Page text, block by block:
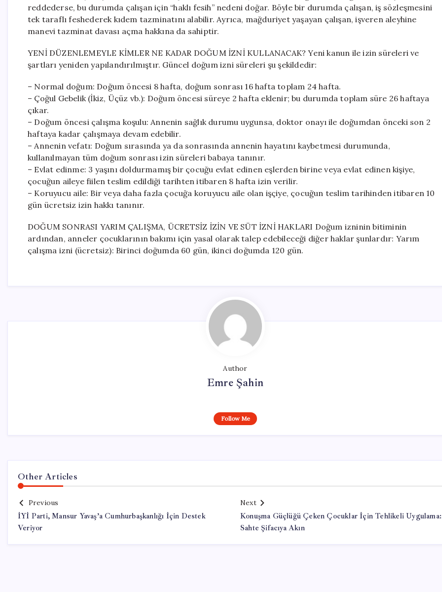
reddederse, bu durumda çalışan için “haklı fesih” nedeni doğar. Böyle bir durumda çalışan, iş sözleşmesini
tek taraflı feshederek kıdem tazminatını alabilir. Ayrıca, mağduriyet yaşayan çalışan, işveren aleyhine
manevi tazminat davası açma hakkına da sahiptir.
YENİ DÜZENLEMEYLE KİMLER NE KADAR DOĞUM İZNİ KULLANACAK? Yeni kanun ile izin süreleri ve
şartları yeniden yapılandırılmıştır. Güncel doğum izni süreleri şu şekildedir:
– Normal doğum: Doğum öncesi 8 hafta, doğum sonrası 16 hafta toplam 24 hafta.
– Çoğul Gebelik (İkiz, Üçüz vb.): Doğum öncesi süreye 2 hafta eklenir; bu durumda toplam süre 26 haftaya
çıkar.
– Doğum öncesi çalışma koşulu: Annenin sağlık durumu uygunsa, doktor onayı ile doğumdan önceki son 2
haftaya kadar çalışmaya devam edebilir.
– Annenin vefatı: Doğum sırasında ya da sonrasında annenin hayatını kaybetmesi durumunda,
kullanılmayan tüm doğum sonrası izin süreleri babaya tanınır.
– Evlat edinme: 3 yaşını doldurmamış bir çocuğu evlat edinen eşlerden birine veya evlat edinen kişiye,
çocuğun aileye fiilen teslim edildiği tarihten itibaren 8 hafta izin verilir.
– Koruyucu aile: Bir veya daha fazla çocuğa koruyucu aile olan işçiye, çocuğun teslim tarihinden itibaren 10
gün ücretsiz izin hakkı tanınır.
DOĞUM SONRASI YARIM ÇALIŞMA, ÜCRETSİZ İZİN VE SÜT İZNİ HAKLARI Doğum izninin bitiminin
ardından, anneler çocuklarının bakımı için yasal olarak talep edebileceği diğer haklar şunlardır: Yarım
çalışma izni (ücretsiz): Birinci doğumda 60 gün, ikinci doğumda 120 gün.
Author
Emre Şahin
Follow Me
Other Articles
Previous
İYİ Parti, Mansur Yavaş’a Cumhurbaşkanlığı İçin Destek
Veriyor
Next
Konuşma Güçlüğü Çeken Çocuklar İçin Tehlikeli Uygulama:
Sahte Şifacıya Akın